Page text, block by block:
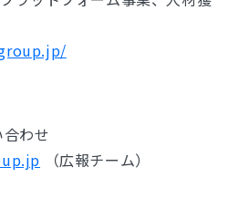
わせ
（広報チーム）